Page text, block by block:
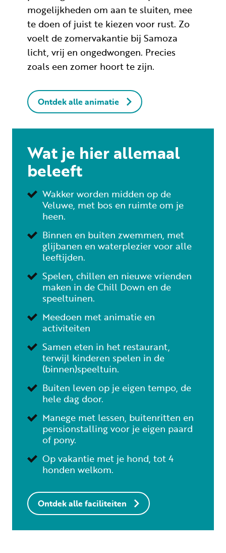
mogelijkheden om aan te sluiten, mee
te doen of juist te kiezen voor rust. Zo
voelt de zomervakantie bij Samoza
licht, vrij en ongedwongen. Precies
zoals een zomer hoort te zijn.
Ontdek alle animatie
Wat je hier allemaal
beleeft
Wakker worden midden op de
Veluwe, met bos en ruimte om je
heen.
Binnen en buiten zwemmen, met
glijbanen en waterplezier voor alle
leeftijden.
Spelen, chillen en nieuwe vrienden
maken in de Chill Down en de
speeltuinen.
Meedoen met animatie en
activiteiten
Samen eten in het restaurant,
terwijl kinderen spelen in de
(binnen)speeltuin.
Buiten leven op je eigen tempo, de
hele dag door.
Manege met lessen, buitenritten en
pensionstalling voor je eigen paard
of pony.
Op vakantie met je hond, tot 4
honden welkom.
Ontdek alle faciliteiten